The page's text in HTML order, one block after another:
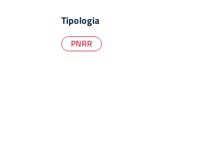
Tipologia
PNRR